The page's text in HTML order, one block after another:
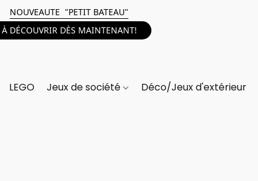
NOUVEAUTE "PETIT BATEAU"
À DÉCOUVRIR DÈS MAINTENANT!
LEGO Jeux de société Déco/Jeux d'extérieur